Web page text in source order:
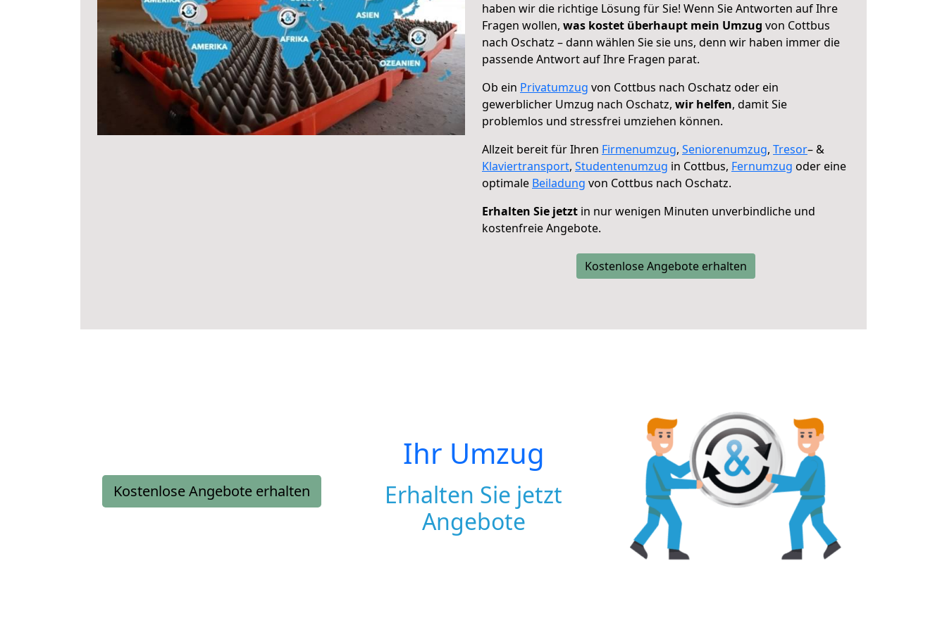
haben wir die richtige Lösung für Sie! Wenn Sie Antworten auf Ihre
Fragen wollen, was kostet überhaupt mein Umzug von Cottbus
nach Oschatz – dann wählen Sie sie uns, denn wir haben immer die
passende Antwort auf Ihre Fragen parat.
Ob ein Privatumzug von Cottbus nach Oschatz oder ein
gewerblicher Umzug nach Oschatz, wir helfen, damit Sie
problemlos und stressfrei umziehen können.
Allzeit bereit für Ihren Firmenumzug, Seniorenumzug, Tresor– &
Klaviertransport, Studentenumzug in Cottbus, Fernumzug oder eine
optimale Beiladung von Cottbus nach Oschatz.
Erhalten Sie jetzt in nur wenigen Minuten unverbindliche und
kostenfreie Angebote.
Kostenlose Angebote erhalten
Kostenlose Angebote erhalten
Ihr Umzug
Erhalten Sie jetzt
Angebote